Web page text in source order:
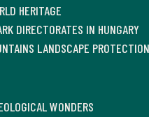
HERITAGE
DIRECTORATES IN HUNGARY
LANDSCAPE
WONDERS